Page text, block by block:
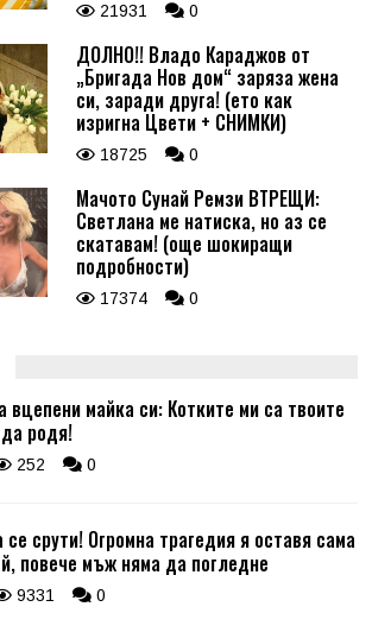
21931 0
ДОЛНО!! Владо Караджов от
„Бригада Нов дом“ заряза жена
си, заради друга! (ето как
изригна Цвети + СНИМКИ)
18725 0
Мачото Сунай Ремзи ВТРЕЩИ:
Светлана ме натиска, но аз се
скатавам! (още шокиращи
подробности)
17374 0
вцепени майка си: Котките ми са твоите
родя!
252 0
срути! Огромна трагедия я оставя сама
повече мъж няма да погледне
9331 0